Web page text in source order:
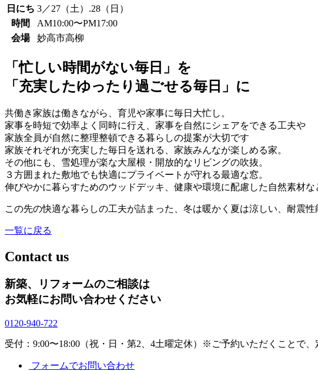
日にち 3／27（土）.28（日）
時間
AM10:00〜PM17:00
会場
妙高市高柳
「忙しい時間がない毎日」を
「充実したゆったり過ごせる毎日」に
共働き家族は働きながら、育児や家事に毎日大忙し。
家事を時短で効率よく同時に行え、家事を自然にシェアをできる工夫や
家族全員が自然に整理整頓できる暮らしの提案が大切です
家族それぞれが充実した毎日を送れる、家族みんなが楽しめる家。
その他にも、雪処理が楽な大屋根・開放的なリビングの吹抜。
３方囲まれた敷地でも快適にプライベートが守れる最適な窓。
伸びやかに暮らすためのウッドデッキ、健康や環境に配慮した自然素材な
この先の快適な暮らしの工夫が詰まった、冬は暖かく夏は涼しい、耐震性
一覧に戻る
Contact us
新築、リフォームのご相談は
お気軽にお問い合わせください
0120-940-722
受付：9:00〜18:00（祝・日・第2、4土曜定休） ※ご予約いただくことで、
フォームでお問い合わせ